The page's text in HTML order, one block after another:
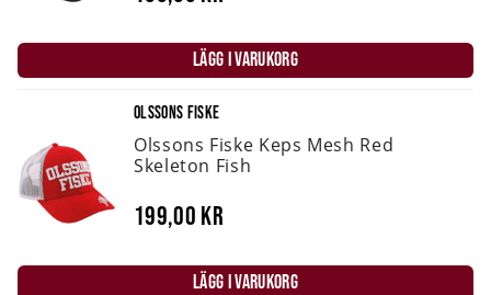
LÄGG I VARUKORG
OLSSONS FISKE
Olssons Fiske Keps Mesh Red
Skeleton Fish
199,00 kr
LÄGG I VARUKORG